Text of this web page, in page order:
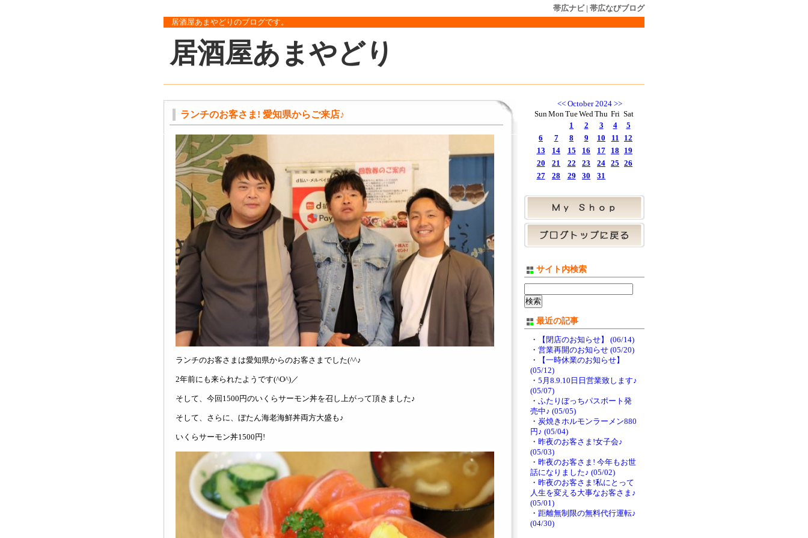
帯広ナビ| 帯広なびブログ
居酒屋あまやどりのブログです。
居酒屋あまやどり
ランチのお客さま! 愛知県からご来店♪
ランチのお客さまは愛知県からのお客さまでした(^^♪
2年前にも来られたようです(^O^)／
そして、今回1500円のいくらサーモン丼を召し上がって頂きました♪
そして、さらに、ぼたん海老海鮮丼両方大盛も♪
いくらサーモン丼1500円!
<< October 2024 >>
SunMonTueWedThu Fri Sat
1
2 3 4
5
6
7 8 9 10 11
12
13
14 15 16 17 18
19
20
21 22 23 24 25
26
27
28 29 30 31
サイト内検索
最近の記事
・
【閉店のお知らせ】 (06/14)
・ 営業再開のお知らせ (05/20)
・
【一時休業のお知らせ】
(05/12)
・ 5月8.9.10日日営業致します♪
(05/07)
・ ふたりぼっちパスポート発
売中♪ (05/05)
・ 炭焼きホルモンラーメン880
円♪ (05/04)
・ 昨夜のお客さま!女子会♪
(05/03)
・ 昨夜のお客さま! 今年もお世
話になりました♪ (05/02)
・ 昨夜のお客さま!私にとって
人生を変える大事なお客さま♪
(05/01)
・ 距離無制限の無料代行運転♪
(04/30)